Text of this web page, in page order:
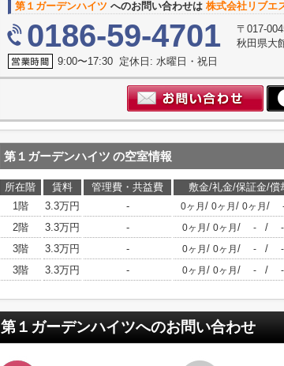
第１ガーデンハイツ へのお問い合わせは 株式会社リブエ
0186-59-4701
〒017-
秋田県大
9:00〜17:30 定休日: 水曜日・祝日
第１ガーデンハイツ の空室情報
所在階 賃料 管理費・共益費 敷金/礼金/保証金/償
1階
3.3万円 - 0ヶ月 / 0ヶ月 / 0ヶ月 /
2階
3.3万円 - 0ヶ月 / 0ヶ月 / - / -
3階
3.3万円 - 0ヶ月 / 0ヶ月 / - / -
3階
3.3万円 - 0ヶ月 / 0ヶ月 / - / -
第１ガーデンハイツへのお問い合わせ